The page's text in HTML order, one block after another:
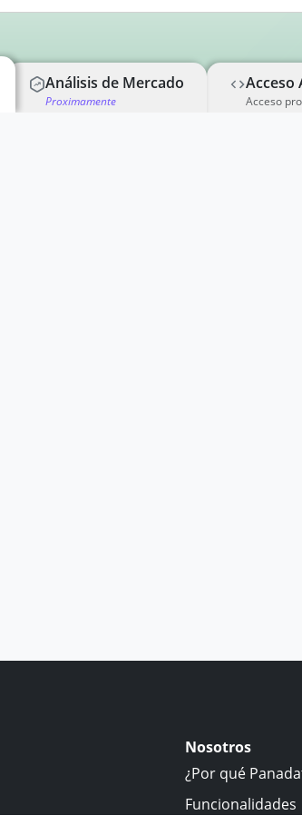
Análisis de Mercado
Proximamente
Acceso
Acceso
Nosotros
¿Por qué
Funcionalidades